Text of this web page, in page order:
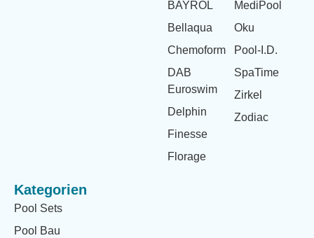
BAYROL
Bellaqua
Chemoform
DAB
Euroswim
Delphin
Finesse
Florage
MediPool
Oku
Pool-I.D.
SpaTime
Zirkel
Zodiac
Kategorien
Pool Sets
Pool Bau